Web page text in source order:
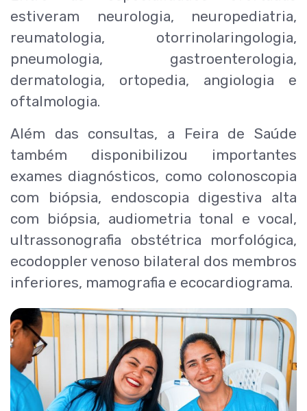
estiveram neurologia, neuropediatria,
reumatologia, otorrinolaringologia,
pneumologia, gastroenterologia,
dermatologia, ortopedia, angiologia e
oftalmologia.
Além das consultas, a Feira de Saúde
também disponibilizou importantes
exames diagnósticos, como colonoscopia
com biópsia, endoscopia digestiva alta
com biópsia, audiometria tonal e vocal,
ultrassonografia obstétrica morfológica,
ecodoppler venoso bilateral dos membros
inferiores, mamografia e ecocardiograma.